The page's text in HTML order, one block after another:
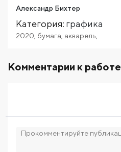
Александр Бихтер
Категория: графика
2020 бумага акварель
Комментарии к работе